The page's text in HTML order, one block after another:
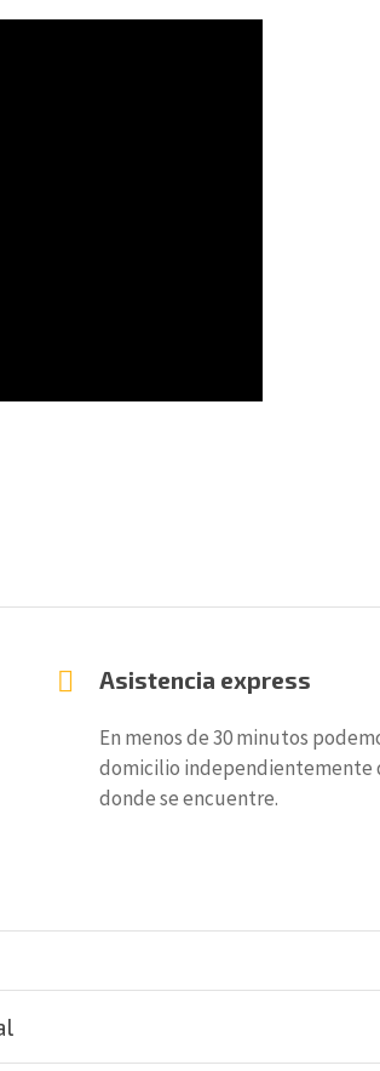
Asistencia express
En menos de 30 minutos
domicilio independientemente
donde se encuentre.